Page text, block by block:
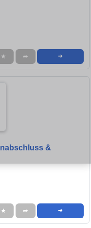
★ ➦ ➜
&
★ ➦ ➜